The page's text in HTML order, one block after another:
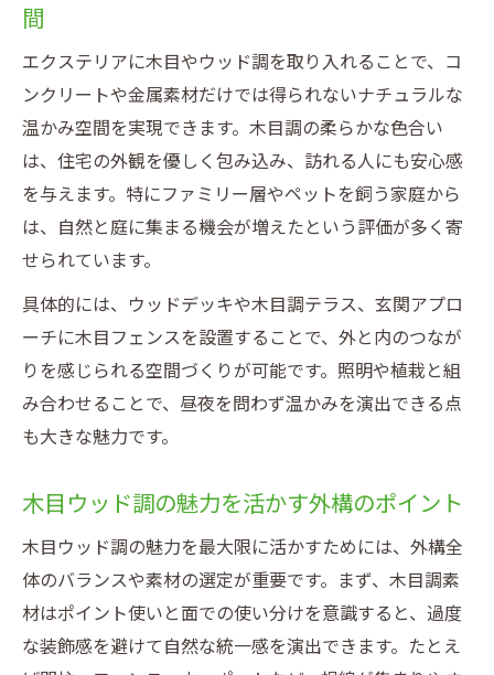
間
エクステリアに木目やウッド調を取り入れることで、コ
ンクリートや金属素材だけでは得られないナチュラルな
温かみ空間を実現できます。木目調の柔らかな色合い
は、住宅の外観を優しく包み込み、訪れる人にも安心感
を与えます。特にファミリー層やペットを飼う家庭から
は、自然と庭に集まる機会が増えたという評価が多く寄
せられています。
具体的には、ウッドデッキや木目調テラス、玄関アプロ
ーチに木目フェンスを設置することで、外と内のつなが
りを感じられる空間づくりが可能です。照明や植栽と組
み合わせることで、昼夜を問わず温かみを演出できる点
も大きな魅力です。
木目ウッド調の魅力を活かす外構のポイント
木目ウッド調の魅力を最大限に活かすためには、外構全
体のバランスや素材の選定が重要です。まず、木目調素
材はポイント使いと面での使い分けを意識すると、過度
な装飾感を避けて自然な統一感を演出できます。たとえ